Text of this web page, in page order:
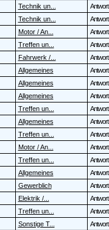
Technik un... Antwort
Technik un... Antwort
Motor / An... Antwort
Treffen un... Antwort
Fahrwerk /... Antwort
Allgemeines Antwort
Allgemeines Antwort
Allgemeines Antwort
Treffen un... Antwort
Allgemeines Antwort
Treffen un... Antwort
Motor / An... Antwort
Treffen un... Antwort
Allgemeines Antwort
Gewerblich Antwort
Elektrik /... Antwort
Treffen un... Antwort
Sonstige T... Antwort